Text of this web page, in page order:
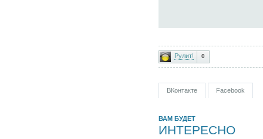
Рулит! 0
ВКонтакте Facebook
ВАМ БУДЕТ
ИНТЕРЕСНО